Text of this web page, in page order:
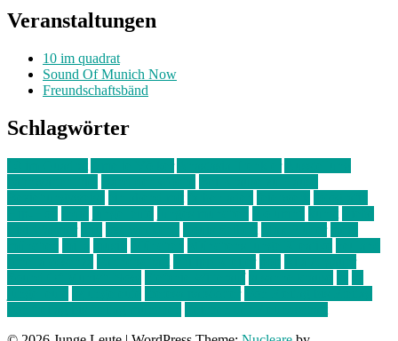
Veranstaltungen
10 im quadrat
Sound Of Munich Now
Freundschaftsbänd
Schlagwörter